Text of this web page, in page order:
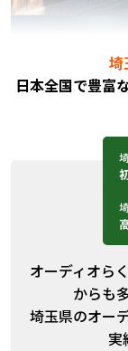
埼
日本全国で豊富
オーディオら
からも
埼玉県のオー
実